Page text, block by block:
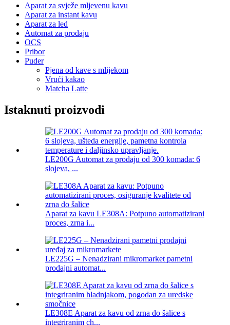
Aparat za svježe mljevenu kavu
Aparat za instant kavu
Aparat za led
Automat za prodaju
OCS
Pribor
Puder
Pjena od kave s mlijekom
Vrući kakao
Matcha Latte
Istaknuti proizvodi
LE200G Automat za prodaju od 300 komada: 6
slojeva, ...
Aparat za kavu LE308A: Potpuno automatizirani
proces, zrna i...
LE225G – Nenadzirani mikromarket pametni
prodajni automat...
LE308E Aparat za kavu od zrna do šalice s
integriranim ch...